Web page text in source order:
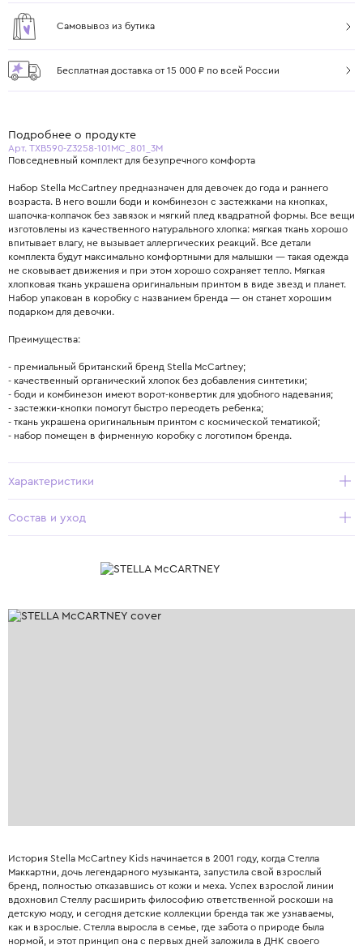
Самовывоз из бутика
Бесплатная доставка от 15 000 ₽ по всей России
Подробнее о продукте
Арт. TXB590-Z3258-101MC_801_3M
Повседневный комплект для безупречного комфорта
Набор Stella McCartney предназначен для девочек до года и раннего
возраста. В него вошли боди и комбинезон с застежками на кнопках,
шапочка-колпачок без завязок и мягкий плед квадратной формы. Все вещи
изготовлены из качественного натурального хлопка: мягкая ткань хорошо
впитывает влагу, не вызывает аллергических реакций. Все детали
комплекта будут максимально комфортными для малышки — такая одежда
не сковывает движения и при этом хорошо сохраняет тепло. Мягкая
хлопковая ткань украшена оригинальным принтом в виде звезд и планет.
Набор упакован в коробку с названием бренда — он станет хорошим
подарком для девочки.
Преимущества:
- премиальный британский бренд Stella McCartney;
- качественный органический хлопок без добавления синтетики;
- боди и комбинезон имеют ворот-конвертик для удобного надевания;
- застежки-кнопки помогут быстро переодеть ребенка;
- ткань украшена оригинальным принтом с космической тематикой;
- набор помещен в фирменную коробку с логотипом бренда.
Характеристики
Состав и уход
История Stella McCartney Kids начинается в 2001 году, когда Стелла
Маккартни, дочь легендарного музыканта, запустила свой взрослый
бренд, полностью отказавшись от кожи и меха. Успех взрослой линии
вдохновил Стеллу расширить философию ответственной роскоши на
детскую моду, и сегодня детские коллекции бренда так же узнаваемы,
как и взрослые. Стелла выросла в семье, где забота о природе была
нормой, и этот принцип она с первых дней заложила в ДНК своего